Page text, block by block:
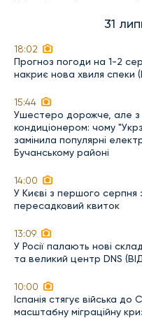
31
18:02
Прогноз погоди на 1-2
накриє нова хвиля спеки
15:44
Ушестеро дорожче, але з
кондиціонером: чому
замінила популярні
Бучанському районі
14:00
У Києві з першого
пересадковий квиток
13:09
У Росії палають нові
та великий центр DNS
10:00
Іспанія стягує війська до
масштабну міграційну